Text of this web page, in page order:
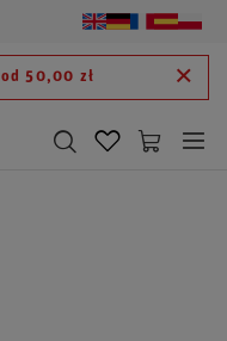
od 50,00 zł